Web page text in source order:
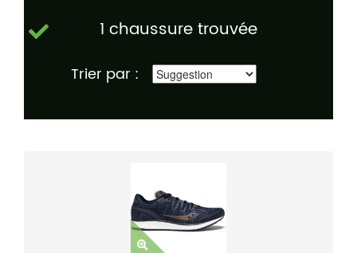
1 chaussure trouvée
Trier par :